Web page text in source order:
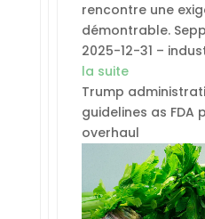
rencontre une
démontrable.
2025-12-31 –
la suite
Trump
guidelines as FDA
overhaul